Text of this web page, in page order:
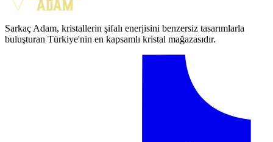
Sarkaç Adam, kristallerin şifalı enerjisini benzersiz tasarımlarla
buluşturan Türkiye'nin en kapsamlı kristal mağazasıdır.